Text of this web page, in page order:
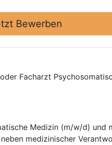
Bewerben
Facharzt
Medizin (m/w/d) und
medizinischer